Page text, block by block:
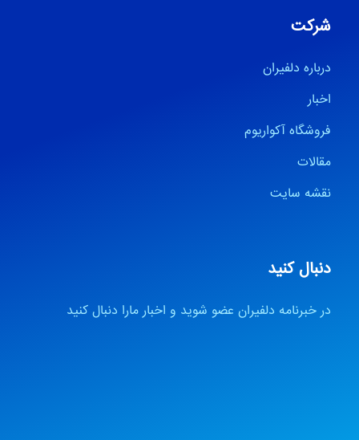
شرکت
درباره دلفیران
اخبار
فروشگاه آکواریوم
مقالات
نقشه سایت
دنبال کنید
در خبرنامه دلفیران عضو شوید و اخبار مارا دنبال کنید